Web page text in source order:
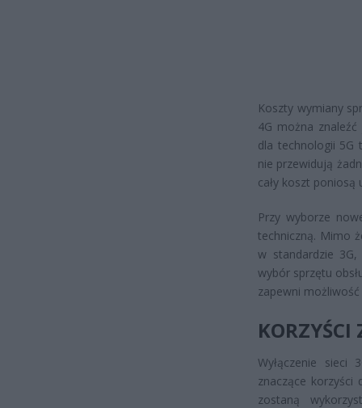
Koszty wymiany
4G można
dla technologii 5G
nie przewidują
cały koszt poniosą
Przy wyborze
techniczną. Mimo
w standardzie 3G,
wybór sprzętu
zapewni
KORZYŚCI
Wyłączenie sieci
znaczące
zostaną